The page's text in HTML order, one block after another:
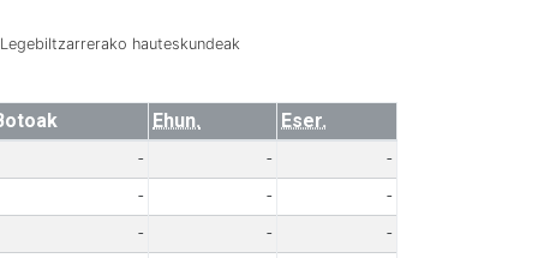
hauteskundeak
Ehun.
Eser.
- -
-
- -
-
- -
-